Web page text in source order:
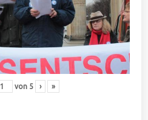
von 5 › »